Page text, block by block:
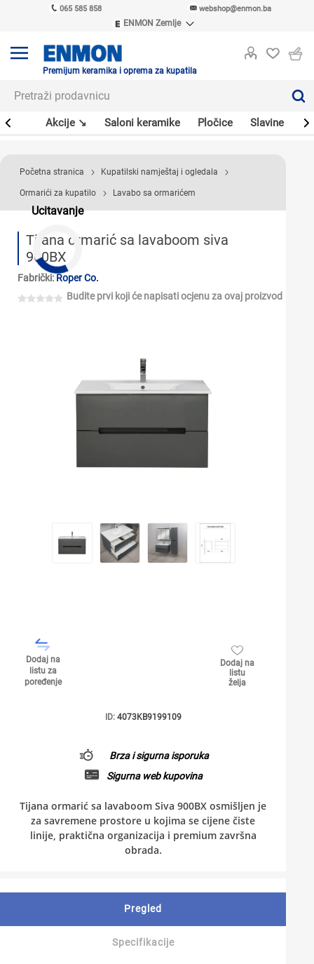
065 585 858 webshop@enmon.ba
ENMON Zemlje
ENMON MKD
Premijum keramika i oprema za kupatila
Akcije ↘ Saloni keramike Pločice Slavine
Ucitavanje
Početna stranica Kupatilski namještaj i ogledala
Ormarići za kupatilo Lavabo sa ormarićem
Tijana ormarić sa lavaboom siva
900BX
Fabrički:Roper Co.
Budite prvi koji će napisati ocjenu za ovaj proizvod
Dodaj na
listu za
poređenje
Dodaj na
listu
želja
ID: 4073KB9199109
Brza i sigurna isporuka
Sigurna web kupovina
Tijana ormarić sa lavaboom Siva 900BX osmišljen je
za savremene prostore u kojima se cijene čiste
linije, praktična organizacija i premium završna
obrada.
Pregled
Specifikacije